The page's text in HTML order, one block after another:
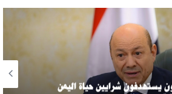
يستهدفون شرايين حياة اليمن